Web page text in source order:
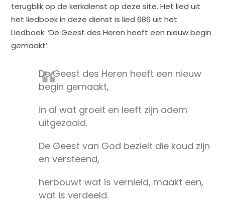
terugblik op de kerkdienst op deze site. Het lied uit
het liedboek in deze dienst is lied 686 uit het
Liedboek: ‘De Geest des Heren heeft een nieuw begin
gemaakt’.
De Geest des Heren heeft een nieuw
begin gemaakt,
in al wat groeit en leeft zijn adem
uitgezaaid.
De Geest van God bezielt die koud zijn
en versteend,
herbouwt wat is vernield, maakt een,
wat is verdeeld.